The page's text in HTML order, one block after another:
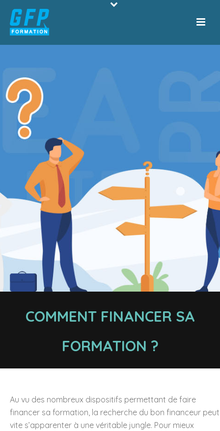
COMMENT FINANCER SA
FORMATION ?
Au vu des nombreux dispositifs permettant de faire
financer sa formation, la recherche du bon financeur peut
vite s’apparenter à une véritable jungle. Pour mieux